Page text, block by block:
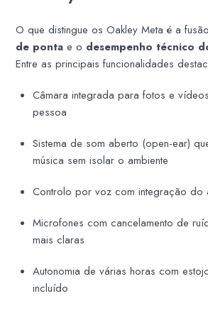
O que distingue os Oakley Meta é a
de ponta e o desempenho técnico
Entre as principais funcionalidades
Câmara integrada para fotos e
pessoa
Sistema de som aberto (open-ear)
música sem isolar o ambiente
Controlo por voz com integração do
Microfones com cancelamento de
mais claras
Autonomia de várias horas com
incluído